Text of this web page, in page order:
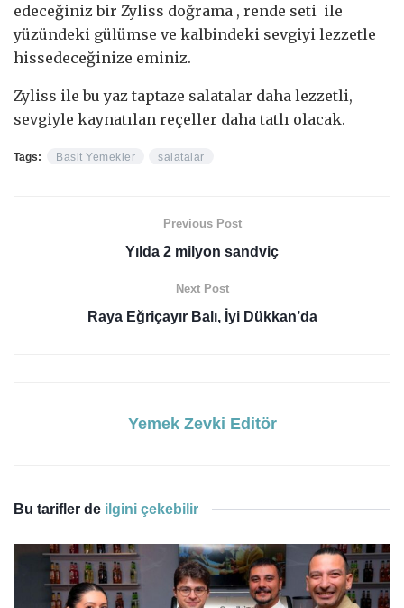
edeceğiniz bir Zyliss doğrama , rende seti ile
yüzündeki gülümse ve kalbindeki sevgiyi lezzetle
hissedeceğinize eminiz.
Zyliss ile bu yaz taptaze salatalar daha lezzetli,
sevgiyle kaynatılan reçeller daha tatlı olacak.
Tags: Basit Yemekler salatalar
Previous Post
Yılda 2 milyon sandviç
Next Post
Raya Eğriçayır Balı, İyi Dükkan’da
Yemek Zevki Editör
Bu tarifler de ilgini çekebilir